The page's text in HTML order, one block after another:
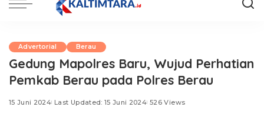
Advertorial Berau
Gedung Mapolres Baru, Wujud Perhatian
Pemkab Berau pada Polres Berau
15 Juni 2024 Last Updated: 15 Juni 2024 526 Views